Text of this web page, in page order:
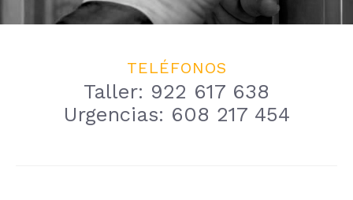
TELÉFONOS
Taller: 922 617 638
Urgencias: 608 217 454